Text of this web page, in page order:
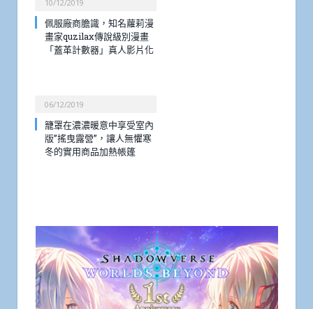
10/12/2019
佩服廠商膽識，知名蘿莉漫
畫家quzilax傳說級別漫畫
「蓋革計數器」真人影片化
06/12/2019
籠罩在濃濃暖意中享受室內
版”搖曳露營”，讓人無懼寒
冬的實用商品加熱帳篷